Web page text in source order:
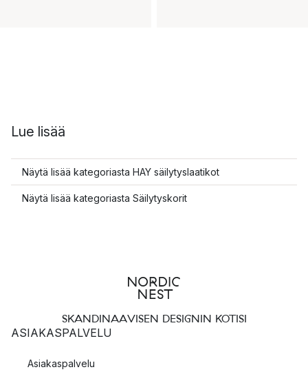
Lue lisää
Näytä lisää kategoriasta HAY säilytyslaatikot
Näytä lisää kategoriasta Säilytyskorit
SKANDINAAVISEN DESIGNIN KOTISI
ASIAKASPALVELU
Asiakaspalvelu